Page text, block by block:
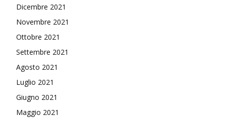
Dicembre 2021
Novembre 2021
Ottobre 2021
Settembre 2021
Agosto 2021
Luglio 2021
Giugno 2021
Maggio 2021